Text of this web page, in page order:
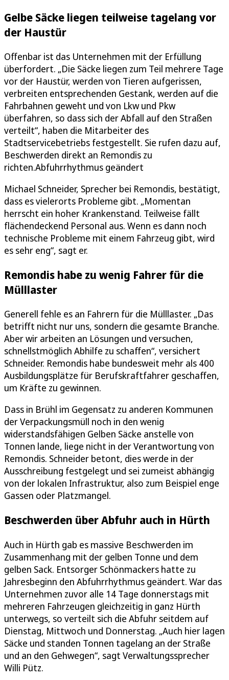
Gelbe Säcke liegen teilweise tagelang vor
der Haustür
Offenbar ist das Unternehmen mit der Erfüllung
überfordert. „Die Säcke liegen zum Teil mehrere Tage
vor der Haustür, werden von Tieren aufgerissen,
verbreiten entsprechenden Gestank, werden auf die
Fahrbahnen geweht und von Lkw und Pkw
überfahren, so dass sich der Abfall auf den Straßen
verteilt“, haben die Mitarbeiter des
Stadtservicebetriebs festgestellt. Sie rufen dazu auf,
Beschwerden direkt an Remondis zu
richten.Abfuhrrhythmus geändert
Michael Schneider, Sprecher bei Remondis, bestätigt,
dass es vielerorts Probleme gibt. „Momentan
herrscht ein hoher Krankenstand. Teilweise fällt
flächendeckend Personal aus. Wenn es dann noch
technische Probleme mit einem Fahrzeug gibt, wird
es sehr eng“, sagt er.
Remondis habe zu wenig Fahrer für die
Mülllaster
Generell fehle es an Fahrern für die Mülllaster. „Das
betrifft nicht nur uns, sondern die gesamte Branche.
Aber wir arbeiten an Lösungen und versuchen,
schnellstmöglich Abhilfe zu schaffen“, versichert
Schneider. Remondis habe bundesweit mehr als 400
Ausbildungsplätze für Berufskraftfahrer geschaffen,
um Kräfte zu gewinnen.
Dass in Brühl im Gegensatz zu anderen Kommunen
der Verpackungsmüll noch in den wenig
widerstandsfähigen Gelben Säcke anstelle von
Tonnen lande, liege nicht in der Verantwortung von
Remondis. Schneider betont, dies werde in der
Ausschreibung festgelegt und sei zumeist abhängig
von der lokalen Infrastruktur, also zum Beispiel enge
Gassen oder Platzmangel.
Beschwerden über Abfuhr auch in Hürth
Auch in Hürth gab es massive Beschwerden im
Zusammenhang mit der gelben Tonne und dem
gelben Sack. Entsorger Schönmackers hatte zu
Jahresbeginn den Abfuhrrhythmus geändert. War das
Unternehmen zuvor alle 14 Tage donnerstags mit
mehreren Fahrzeugen gleichzeitig in ganz Hürth
unterwegs, so verteilt sich die Abfuhr seitdem auf
Dienstag, Mittwoch und Donnerstag. „Auch hier lagen
Säcke und standen Tonnen tagelang an der Straße
und an den Gehwegen“, sagt Verwaltungssprecher
Willi Pütz.